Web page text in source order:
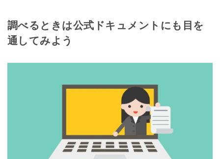
調べるときは公式ドキュメントにも目を
通してみよう